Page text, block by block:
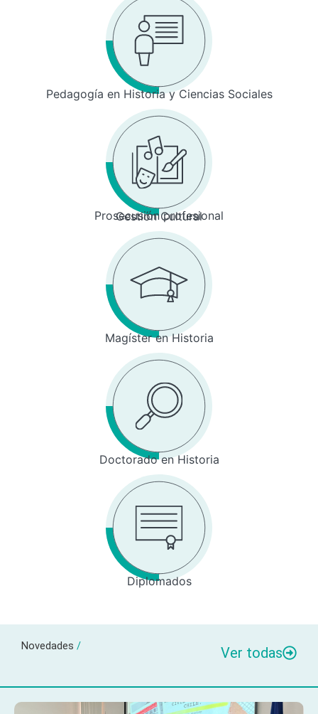
Pedagogía en Historia y Ciencias Sociales
Prosecusión profesional
Gestión Cultural
Magíster en Historia
Doctorado en Historia
Diplomados
Novedades / Ver todas